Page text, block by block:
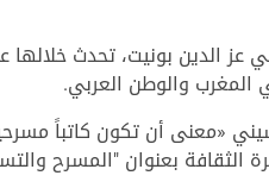
بونيت، تحدث خلالها عن
المغرب والوطن العربي.
«معنى أن تكون كاتباً